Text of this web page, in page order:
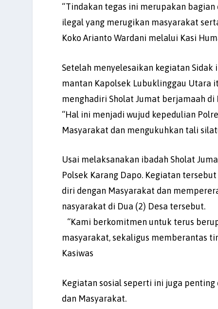
“Tindakan tegas ini merupakan
ilegal yang merugikan masyarakat
Koko Arianto Wardani melalui Kasi
Setelah menyelesaikan kegiatan
mantan Kapolsek Lubuklinggau Utara
menghadiri Sholat Jumat berjamaah di
“Hal ini menjadi wujud kepedulian
Masyarakat dan mengukuhkan tali
Usai melaksanakan ibadah Sholat
Polsek Karang Dapo. Kegiatan
diri dengan Masyarakat dan
nasyarakat di Dua (2) Desa tersebut.
“Kami berkomitmen untuk terus
masyarakat, sekaligus memberantas
Kasiwas
Kegiatan sosial seperti ini juga
dan Masyarakat.